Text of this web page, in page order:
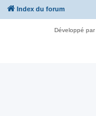
Index du forum
Développé par